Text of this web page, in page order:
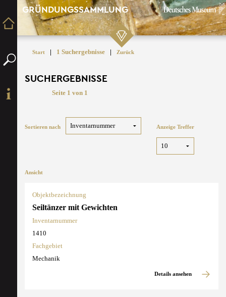
GRÜNDUNGSSAMMLUNG
Start | 1 Suchergebnisse | Zurück
SUCHERGEBNISSE
Seite 1 von 1
Sortieren nach Anzeige Treffer
Ansicht
Objektbezeichnung
Seiltänzer mit Gewichten
Inventarnummer
1410
Fachgebiet
Mechanik
Details ansehen